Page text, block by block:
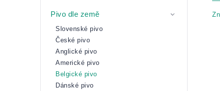
Pivo dle země
Slovenské pivo
České pivo
Anglické pivo
Americké pivo
Belgické pivo
Dánské pivo